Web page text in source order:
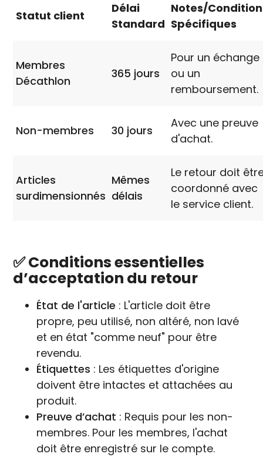
Statut client
Délai
Standard
Notes/
Spécifiques
Membres
Décathlon
365 jours
Pour un échange
ou un
remboursement.
Non-membres 30 jours
Avec une preuve
d'achat.
Articles
surdimensionnés
Mêmes
délais
Le retour doit
coordonné avec
le service client.
✅ Conditions essentielles
d’acceptation du retour
État de l'article : L'article doit être
propre, peu utilisé, non altéré, non lavé
et en état "comme neuf" pour être
revendu.
Étiquettes : Les étiquettes d'origine
doivent être intactes et attachées au
produit.
Preuve d’achat : Requis pour les non-
membres. Pour les membres, l'achat
doit être enregistré sur le compte.